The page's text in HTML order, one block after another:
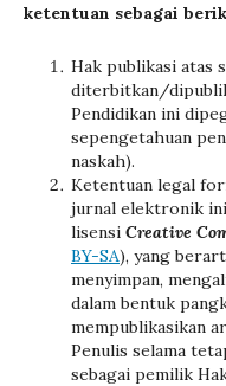
ketentuan sebagai
Hak publikasi atas
diterbitkan/
Pendidikan ini
sepengetahuan
naskah).
Ketentuan legal
jurnal elektronik
lisensi Creative
BY-SA), yang
menyimpan,
dalam bentuk
mempublikasikan
Penulis selama
sebagai pemilik